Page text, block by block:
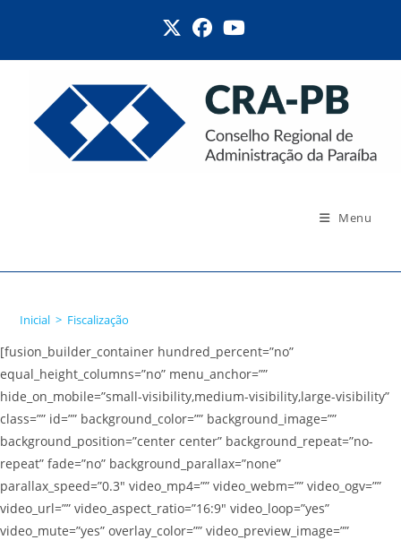
Menu
Inicial > Fiscalização
[fusion_builder_container hundred_percent=”no”
equal_height_columns=”no” menu_anchor=””
hide_on_mobile=”small-visibility,medium-visibility,large-visibility”
class=”” id=”” background_color=”” background_image=””
background_position=”center center” background_repeat=”no-
repeat” fade=”no” background_parallax=”none”
parallax_speed=”0.3″ video_mp4=”” video_webm=”” video_ogv=””
video_url=”” video_aspect_ratio=”16:9″ video_loop=”yes”
video_mute=”yes” overlay_color=”” video_preview_image=””